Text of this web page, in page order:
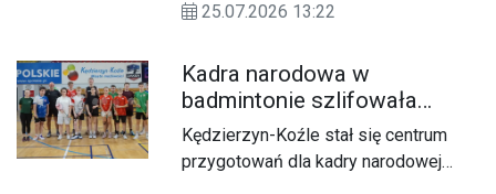
Siatkówce Plażowej. Reprezentanci
pokonali parę z klubu Olimp Opole
Lubelskie.
25.07.2026 13:22
Kadra narodowa w
badmintonie szlifowała
formę w Hali Azoty. David
Smith gościem na
zgrupowaniu
Kędzierzyn-Koźle stał się centrum
przygotowań dla kadry narodowej